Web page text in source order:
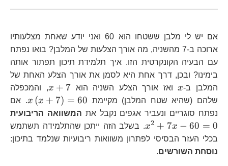
אם יש לי מלבן ששטחו הוא 60 ואני יודע שאחת מצלעותיו
ארוכה ב-7 מהשניה, מה אורך הצלעות של המלבן? בואו נפתח
עם הבעיה הקונקרטית הזו. איך תלמידת תיכון תפתור אותה
בימינו? ובכן, דרך אחת היא לסמן את אורך הצלע האחת של
המלבן ב-
x xואז אורך הצלע השניה הוא x+7
x + 7
, והמכפלה
שלהם (שהיא שטח המלבן) מקיימת
x (x + 7) = 60
. אם
נפתח סוגריים ונעביר אגפים נקבל את המשוואה הריבועית
x2 + 7x − 60 = 0
. בשלב הזה ייתכן שהתלמידה תשתמש
בכלי העזר הבסיסי לפתרון משוואות ריבועיות שנלמד בתיכון:
נוסחת השורשים.